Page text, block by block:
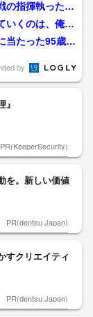
の指揮執った
くのは、俺ら
当たった95歳男
by
』
PR(KeeperSecurity)
を。新しい価値
PR(dentsu Japan)
すクリエイティ
PR(dentsu Japan)